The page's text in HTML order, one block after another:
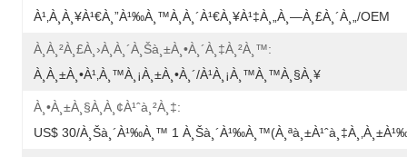
À¹‚à¸à¸¥à¹€à¸”à¹‰à¸™à¸­à¸´à¹€à¸¥à¹‡à¸„à¸—À¸£à¸´à¸„/OEM
À¸à¸²à¸£à¸›à¸à¸´à¸šà¸±à¸•à¸´à¸‡à¸²à¸™:
À¸­à¸±à¸•à¹‚à¸™à¸¡à¸±à¸•à¸´/à¹à¸¡à¸™à¸™à¸§à¸¥
À¸•à¸±à¸§à¸­à¸¢à¹ˆà¸²à¸‡:
US$ 30/à¸Šà¸´à¹‰à¸™ 1